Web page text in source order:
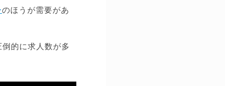
のほうが需要があ
的に求人数が多